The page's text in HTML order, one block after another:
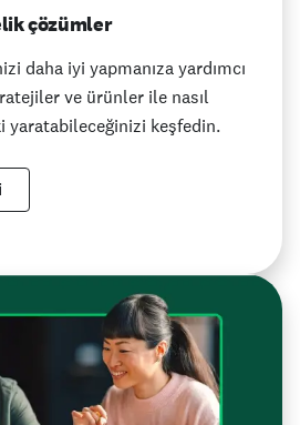
çözümler
daha iyi yapmanıza yardımcı
ve ürünler ile nasıl
yaratabileceğinizi keşfedin.